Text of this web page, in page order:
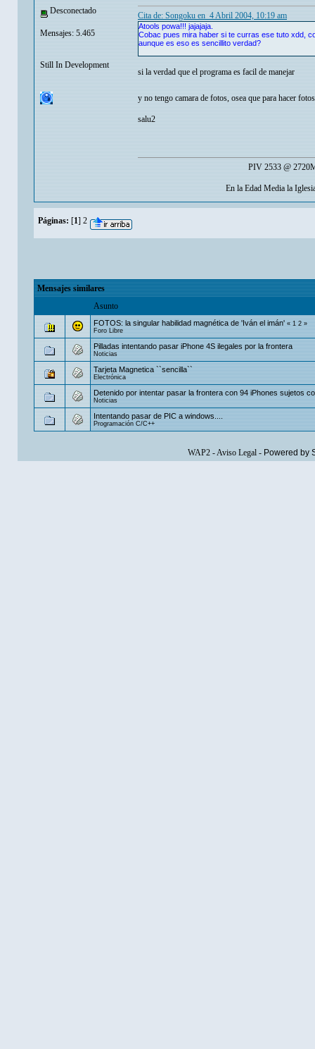
Desconectado
Mensajes: 5.465
Still In Development
Cita de: Songoku en 4 Abril 2004, 10:19 am
Atools powa!!! jajajaja.
Cobac pues mira haber si te curras ese tuto xdd,
aunque es eso es sencillito verdad?
si la verdad que el programa es facil de manejar
y no tengo camara de fotos, osea que para hacer
salu2
PIV 2533 @
En la Edad Media la
Páginas: [1] 2
Mensajes similares
Asunto
FOTOS: la singular habilidad magnética de 'Iván el imán' «1 2»
Foro Libre
Pilladas intentando pasar iPhone 4S ilegales por la frontera
Noticias
Tarjeta Magnetica ``sencilla``
Electrónica
Detenido por intentar pasar la frontera con 94 iPhones sujetos
Noticias
Intentando pasar de PIC a windows....
Programación C/C++
WAP2-Aviso Legal- Powered by